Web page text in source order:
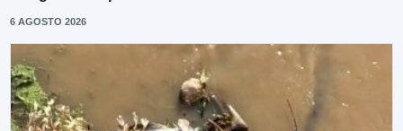
6 AGOSTO 2026